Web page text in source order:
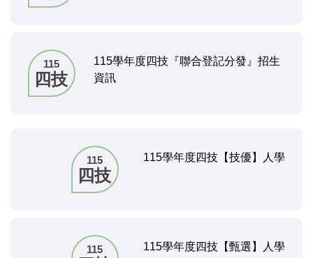
115學年度四技『聯合登記分發』招生
資訊
115
四技
115學年度四技【技優】人學
115
四技
115學年度四技【甄選】人學
115